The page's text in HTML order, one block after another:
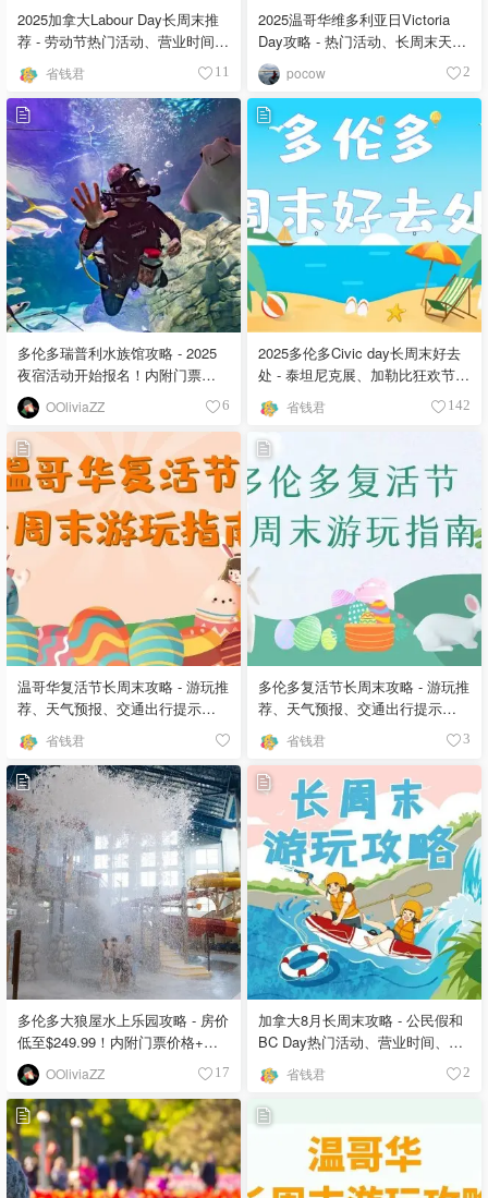
2025加拿大Labour Day长周末推
荐 - 劳动节热门活动、营业时间、
度假路线和注意事项
省钱君 11
2025温哥华维多利亚日Victoria
Day攻略 - 热门活动、长周末天
气、假日营业时间盘点
pocow 2
多伦多瑞普利水族馆攻略 - 2025
夜宿活动开始报名！内附门票折
扣、停车路线
OOliviaZZ 6
2025多伦多Civic day长周末好去
处 - 泰坦尼克展、加勒比狂欢节、
Veld音乐节活动推荐！
省钱君 142
温哥华复活节长周末攻略 - 游玩推
荐、天气预报、交通出行提示、
商场景点营业时间！
省钱君
多伦多复活节长周末攻略 - 游玩推
荐、天气预报、交通出行提示、
商场景点营业时间！
省钱君 3
多伦多大狼屋水上乐园攻略 - 房价
低至$249.99！内附门票价格+折
扣优惠+房型推荐！
OOliviaZZ 17
加拿大8月长周末攻略 - 公民假和
BC Day热门活动、营业时间、天
气和注意事项盘点
省钱君 2